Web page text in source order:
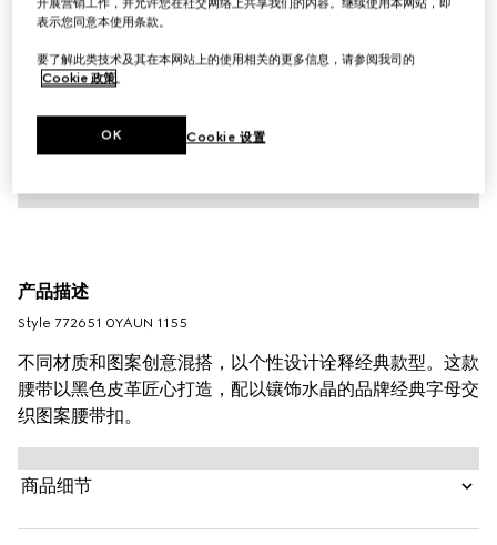
产品描述
Style ‎772651 0YAUN 1155
不同材质和图案创意混搭，以个性设计诠释经典款型。这款
腰带以黑色皮革匠心打造，配以镶饰水晶的品牌经典字母交
织图案腰带扣。
商品细节
开展营销工作，并允许您在社交网络上共享我们的内容。继续使用本网站，即
表示您同意本使用条款。
要了解此类技术及其在本网站上的使用相关的更多信息，请参阅我司的
Cookie 政策。
Cookie 设置
OK